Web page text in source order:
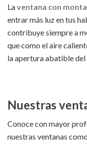
Laventana con
entrar más luz en tus
contribuye siempre a
que como el aire
la apertura abatible
Nuestras
Conoce con mayor
nuestras ventanas